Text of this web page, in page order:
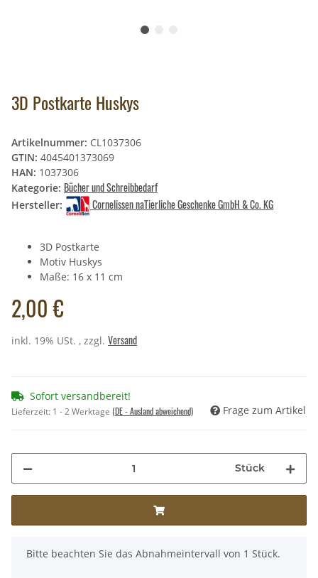
3D Postkarte Huskys
Artikelnummer: CL1037306
GTIN: 4045401373069
HAN: 1037306
Kategorie: Bücher und Schreibbedarf
Hersteller: Cornelissen naTierliche Geschenke GmbH & Co. KG
3D Postkarte
Motiv Huskys
Maße: 16 x 11 cm
2,00 €
inkl. 19% USt. , zzgl. Versand
Sofort versandbereit!
Lieferzeit: 1 - 2 Werktage (DE - Ausland abweichend) Frage zum Artikel
Stück
x
Bitte beachten Sie das Abnahmeintervall von 1 Stück.